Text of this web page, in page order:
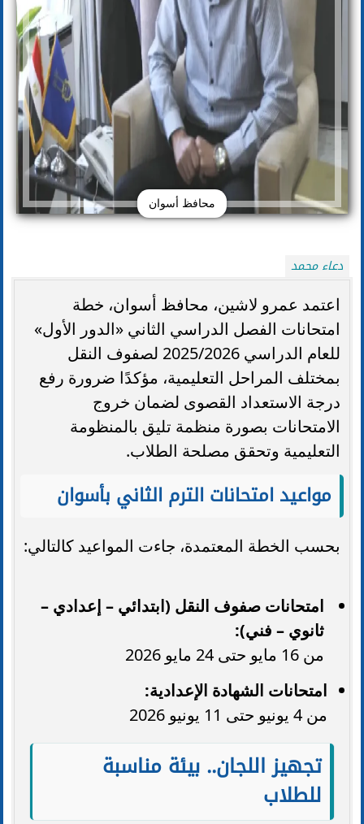
محافظ أسوان
دعاء محمد
اعتمد عمرو لاشين، محافظ أسوان، خطة
امتحانات الفصل الدراسي الثاني «الدور الأول»
للعام الدراسي 2025/2026 لصفوف النقل
بمختلف المراحل التعليمية، مؤكدًا ضرورة رفع
درجة الاستعداد القصوى لضمان خروج
الامتحانات بصورة منظمة تليق بالمنظومة
التعليمية وتحقق مصلحة الطلاب.
مواعيد امتحانات الترم الثاني بأسوان
بحسب الخطة المعتمدة، جاءت المواعيد كالتالي:
امتحانات صفوف النقل (ابتدائي – إعدادي –
ثانوي – فني):
من 16 مايو حتى 24 مايو 2026
امتحانات الشهادة الإعدادية:
من 4 يونيو حتى 11 يونيو 2026
تجهيز اللجان.. بيئة مناسبة
للطلاب